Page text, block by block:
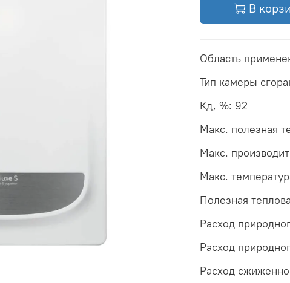
В
Область
Тип камеры
Кд, %: 92
Макс. полезная
Макс.
Макс.
Полезная
Расход
Расход
Расход